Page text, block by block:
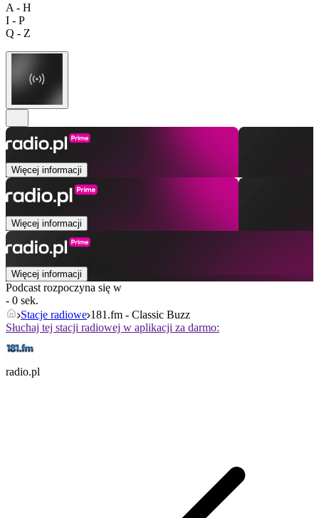
A - H
I - P
Q - Z
Więcej informacji
Więcej informacji
Więcej informacji
Podcast rozpoczyna się w
- 0 sek.
Stacje radiowe 181.fm - Classic Buzz
Słuchaj tej stacji radiowej w aplikacji za darmo:
radio.pl